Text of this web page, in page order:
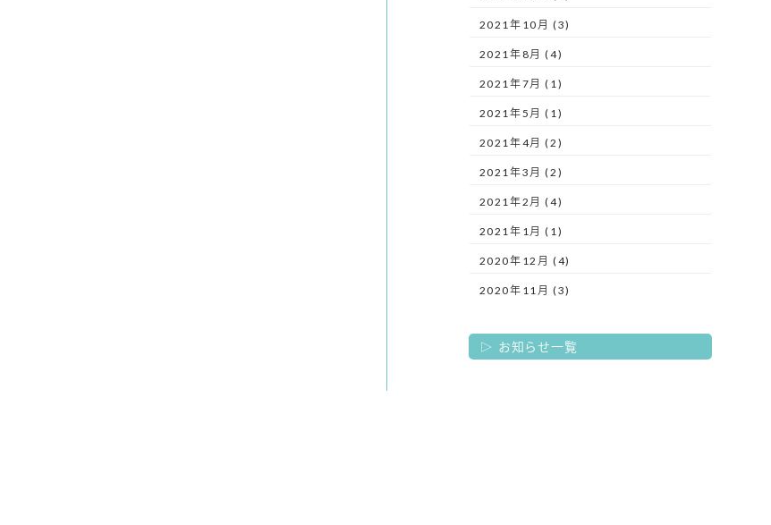
2021年10月 (3)
2021年8月 (4)
2021年7月 (1)
2021年5月 (1)
2021年4月 (2)
2021年3月 (2)
2021年2月 (4)
2021年1月 (1)
2020年12月 (4)
2020年11月 (3)
お知らせ一覧